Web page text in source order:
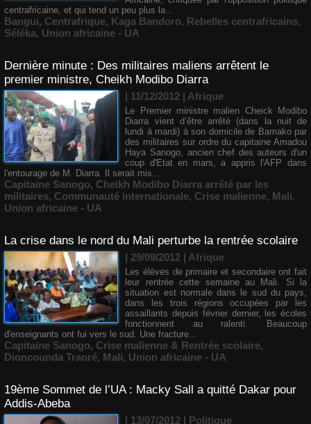
centrafricaine, et qui tend un peu plus la...
Bangui, Centrafrique, Kaga Bandoro, Rebelles centrafricains,
Séléka, Union africaine - UA
Dernière minute : Des militaires maliens arrêtent le
premier ministre, Cheikh Modibo Diarra
| 11/12/2012 | Afrique
Le Premier ministre malien Cheick Modibo
Diarra vient d’être arrêté (dans la nuit de
lundi à mardi) à son domicile de Bamako par
des militaires sur ordre du capitaine Amadou
Haya Sanogo, ancien chef des auteurs d'un
coup d'Etat en mars, a appris l'AFP dans
l'entourage de M. Diarra. Il serait mis...
Capitaine Sanogo, Cheikh Modibo Diarra arrêté par les
militaires, Communauté internationale, Crise malienne, Mali,
Union africaine - UA
La crise dans le nord du Mali perturbe la rentrée scolaire
| 29/09/2012 | Afrique
Les élèves de primaire et secondaire ont fait
leur rentrée cette semaine au Mali. Si la
situation est normale dans le sud du pays,
dans les trois régions occupées par les
assaillants depuis février dernier, les écoles
fonctionnent au ralenti. Beaucoup
d'enseignants ont fui vers le sud. Une fracture...
Capitaine Sanogo, Crise malienne & Rentrée scolaire,
Dioncounda Traoré, Mali, Union africaine - UA
19ème Sommet de l’UA : Macky Sall a quitté Dakar pour
Addis-Abeba
| 13/07/2012 | Politique